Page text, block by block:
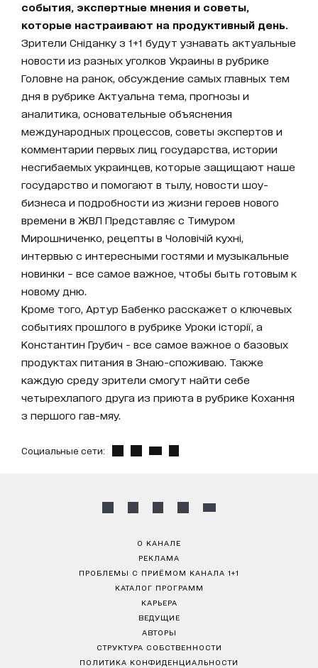
события, экспертные мнения и советы,
которые настраивают на продуктивный день.
Зрители Сніданку з 1+1 будут узнавать актуальные
новости из разных уголков Украины в рубрике
Головне на ранок, обсуждение самых главных тем
дня в рубрике Актуальна тема, прогнозы и
аналитика, основательные объяснения
международных процессов, советы экспертов и
комментарии первых лиц государства, истории
несгибаемых украинцев, которые защищают наше
государство и помогают в тылу, новости шоу-
бизнеса и подробности из жизни героев нового
времени в ЖВЛ Представляє с Тимуром
Мирошниченко, рецепты в Чоловічій кухні,
интервью с интересными гостями и музыкальные
новинки – все самое важное, чтобы быть готовым к
новому дню.
Кроме того, Артур Бабенко расскажет о ключевых
событиях прошлого в рубрике Уроки історії, а
Константин Грубич - все самое важное о базовых
продуктах питания в Знаю-споживаю. Также
каждую среду зрители смогут найти себе
четырехлапого друга из приюта в рубрике Кохання
з першого гав-мяу.
Социальные сети:
О КАНАЛЕ
РЕКЛАМА
ПРОБЛЕМЫ С ПРИЁМОМ КАНАЛА 1+1
КАТАЛОГ ПРОГРАММ
КАРЬЕРА
ВЕДУЩИЕ
АВТОРЫ
СТРУКТУРА СОБСТВЕННОСТИ
ПОЛИТИКА КОНФИДЕНЦИАЛЬНОСТИ